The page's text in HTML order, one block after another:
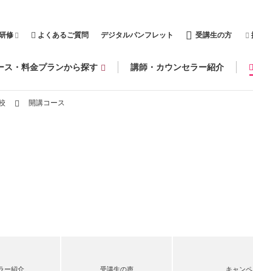
修 よくあるご質問 デジタルパンフレット 受講生の方
ス・料金プランから探す 講師・カウンセラー紹介
開講コース
ー紹介 受講生の声 キャン